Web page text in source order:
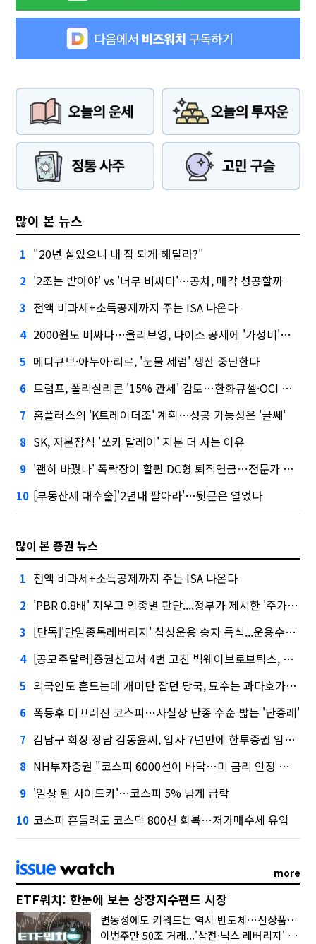
많이 본 뉴스
1 "20년 살았으니 내 집 되게 해달라?"
2 '2조는 받아야' vs '너무 비싸다'…공차, 매각 성공할까
3 전액 비과세+소득공제까지 주는 ISA 나온다
4 2000원도 비싸다…올리브영, 다이소 공세에 '가성비'로 맞불
5 메디큐브·아누아·리르, '눈물 세럼' 생산 중단한다
6 트럼프, 폴리실리콘 '15% 관세' 검토…한화큐셀·OCI 영향은?
7 홈플러스의 'K트레이더조' 계획…성공 가능성은 '글쎄'
8 SK, 자본잠식 '쏘카 말레이' 지분 더 사는 이유
9 '괜히 바꿨나' 폭락장이 할퀸 DC형 퇴직연금…전문가 조언은
10 [부동산세 대수술]'2년내 팔아라'…뒷문은 열었다
많이 본 증권 뉴스
1 전액 비과세+소득공제까지 주는 ISA 나온다
2 'PBR 0.8배' 지우고 업종별 판단....정부가 제시한 '주가 누르기' 방지법
3 [단독]'단일종목레버리지' 삼성운용 승자 독식...운용수익 미래에셋의 6배
4 [공모주달력]증권신고서 4번 고친 빅웨이브로보틱스, 수요예측
5 외국인도 흔드는데 개미만 잡던 당국, 묘수는 과다호가부담금?
6 폭등후 미끄러진 코스피…사실상 단종 수순 밟는 '단종레'
7 김남구 회장 장남 김동윤씨, 입사 7년만에 한투증권 임원 승진
8 NH투자증권 "코스피 6000선이 바닥…미 금리 안정 후 추가 회복"
9 '일상 된 사이드카'…코스피 5% 넘게 급락
10 코스피 흔들려도 코스닥 800선 회복…저가매수세 유입
more
ETF워치: 한눈에 보는 상장지수펀드 시장
변동성에도 키워드는 역시 반도체…신상품은 우주·방산
이번주만 50조 거래...'삼전·닉스 레버리지' 수익률은 -30%